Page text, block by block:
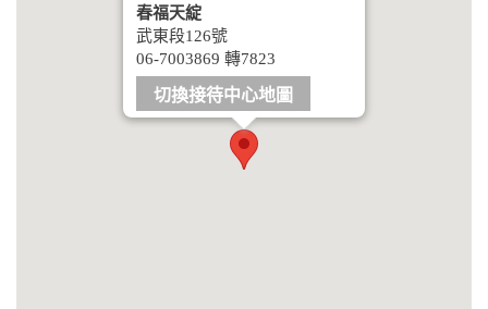
春福天綻
武東段126號
06-7003869 轉7823
切換接待中心地圖